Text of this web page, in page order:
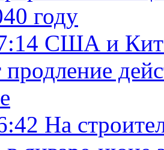
году
США и
продление
На